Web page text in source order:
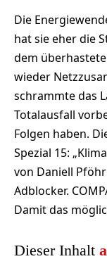
Die
hat sie eher die
dem
wieder
schrammte das
Totalausfall
Folgen haben.
Spezial 15:
von Daniell
Adblocker.
Damit das
Dieser Inhalt